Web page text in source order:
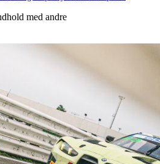
med andre